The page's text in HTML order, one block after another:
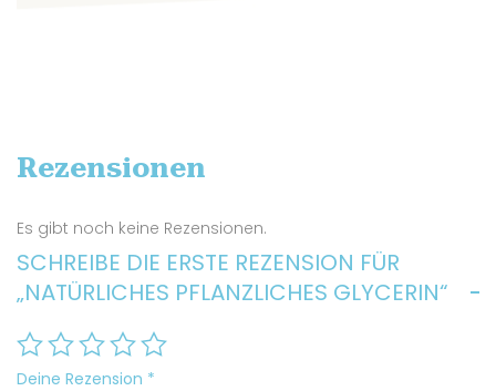
Rezensionen
Es gibt noch keine Rezensionen.
SCHREIBE DIE ERSTE REZENSION FÜR
„NATÜRLICHES PFLANZLICHES GLYCERIN“
Deine Rezension *